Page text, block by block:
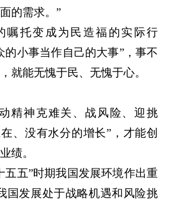
的需求。”
嘱托变成为民造福的实际行
的小事当作自己的大事”，事不
就能无愧于民、无愧于心。
精神克难关、战风险、迎挑
、没有水分的增长”，才能创
绩。
五五”时期我国发展环境作出重
国发展处于战略机遇和风险挑